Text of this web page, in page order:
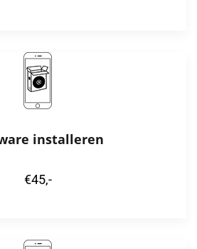
installeren
€45,-